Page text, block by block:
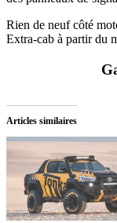
Rien de neuf côté
Extra-cab à partir du
Articles similaires